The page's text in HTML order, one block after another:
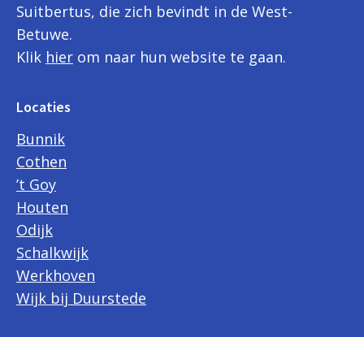
Suitbertus, die zich bevindt in de West-
Betuwe.
Klik hier om naar hun website te gaan.
Locaties
Bunnik
Cothen
’t Goy
Houten
Odijk
Schalkwijk
Werkhoven
Wijk bij Duurstede